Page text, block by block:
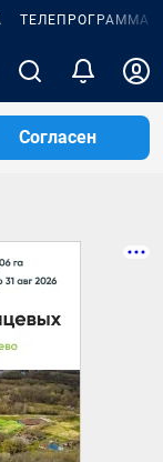
ТЕЛЕПРОГРАММА
Согласен